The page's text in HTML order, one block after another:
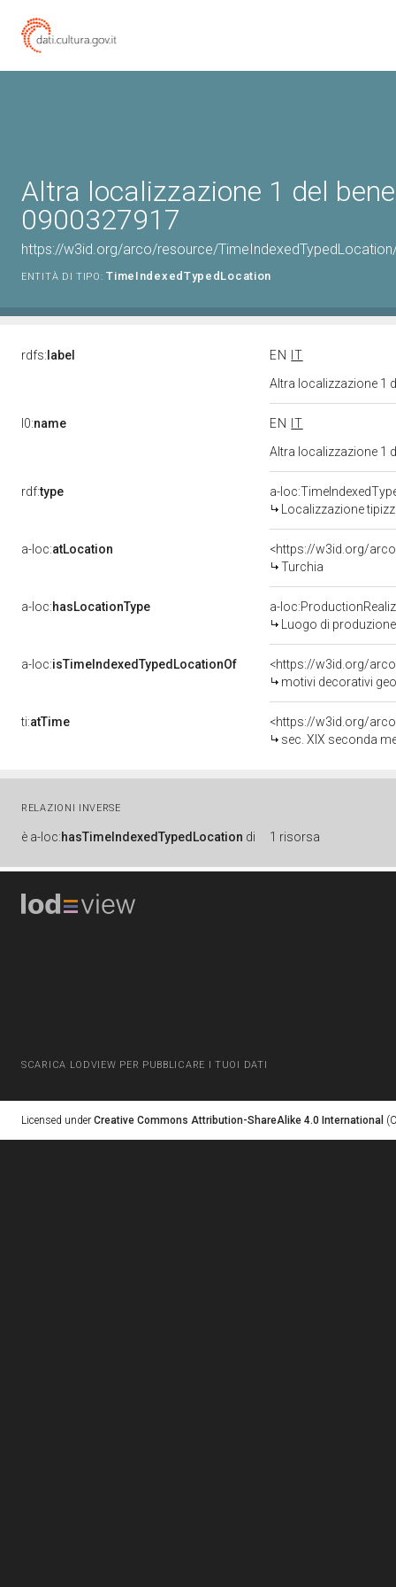
Altra localizzazione 1 del
0900327917
https://w3id.org/arco/resource/
ENTITÀ DI TIPO: TimeIndexedTypedLocation
rdfs: label EN
IT
Altra localizzazione 1
l0:name EN
IT
Altra localizzazione 1
rdf:type
a-
Localizzazione
a-loc:atLocation
<https://w3id.org/
Turchia
a-loc:hasLocationType
a-
Luogo di
a-loc:isTimeIndexedTypedLocationOf
<https://w3id.org/
motivi decorativi
ti:atTime
<https://w3id.org/
sec. XIX seconda
RELAZIONI INVERSE
è a-loc:hasTimeIndexedTypedLocation di 1 risorsa
SCARICA LODVIEW PER PUBBLICARE I TUOI DATI
Licensed under Creative Commons Attribution-ShareAlike 4.0 International